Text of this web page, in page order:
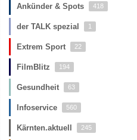
Ankünder & Spots 418
der TALK spezial 1
Extrem Sport 22
FilmBlitz 194
Gesundheit 63
Infoservice 560
Kärnten.aktuell 245